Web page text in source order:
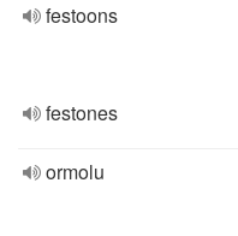
festoons
festones
ormolu